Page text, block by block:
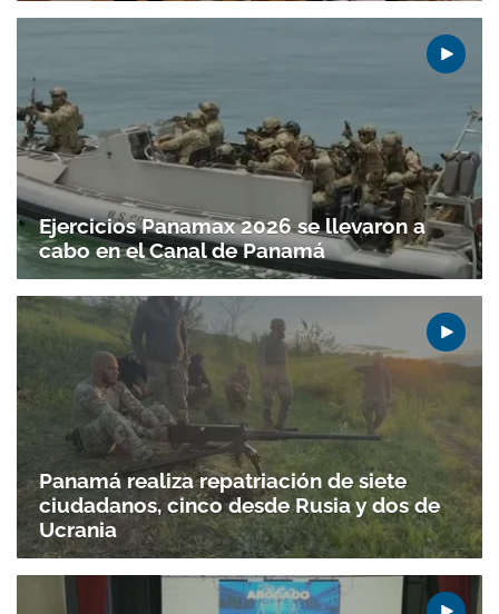
Gracias por suscribirte a nuestro boletín.
ACEPTAR
Ejercicios Panamax 2026 se llevaron a
cabo en el Canal de Panamá
Panamá realiza repatriación de siete
ciudadanos, cinco desde Rusia y dos de
Ucrania